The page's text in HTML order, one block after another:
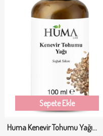
Huma Kenevir Tohumu Yağı 100ml
Sepete Ekle